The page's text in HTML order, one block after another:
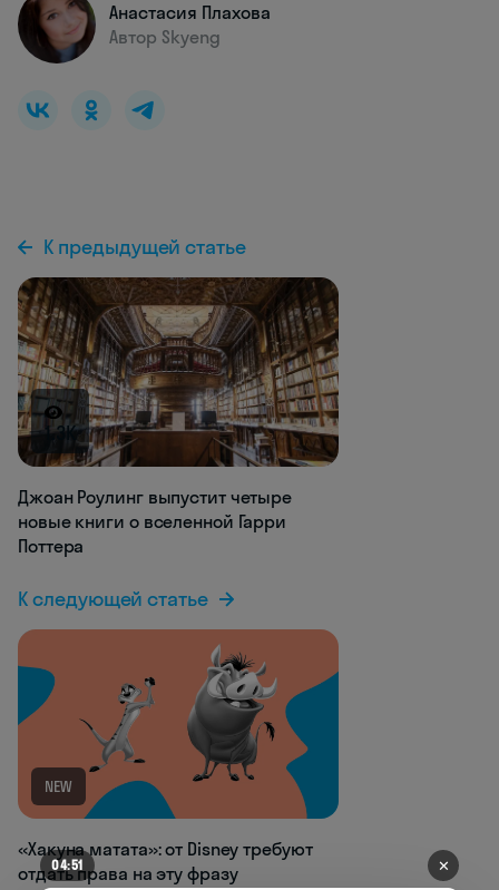
Анастасия Плахова
Автор Skyeng
К предыдущей статье
1.3K
Джоан Роулинг выпустит четыре
новые книги о вселенной Гарри
Поттера
К следующей статье
NEW
«Хакуна матата»: от Disney требуют
отдать права на эту фразу
04:51 ✕